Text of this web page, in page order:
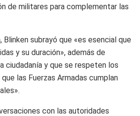
de militares para complementar las
Blinken subrayó que «es esencial que
y su duración», además de
ciudadanía y que se respeten los
las Fuerzas Armadas cumplan
con las autoridades